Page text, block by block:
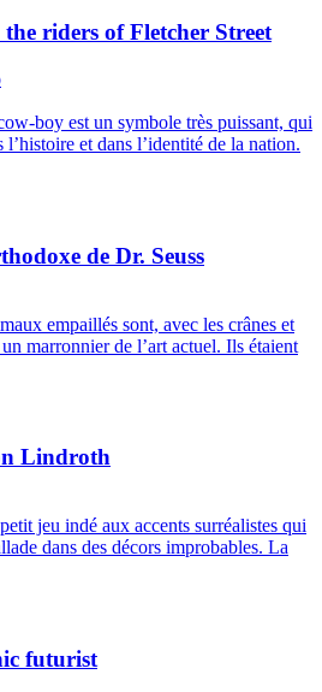
riders of Fletcher Street
boy est un symbole très puissant, qui
et dans l’identité de la nation.
de Dr. Seuss
empaillés sont, avec les crânes et
marronnier de l’art actuel. Ils étaient
Lindroth
jeu indé aux accents surréalistes qui
dans des décors improbables. La
futurist